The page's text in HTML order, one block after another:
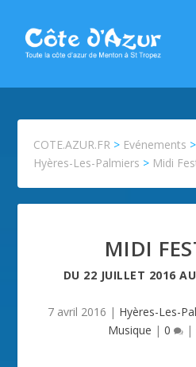
COTE.AZUR.FR > Evénements >
Hyères-Les-Palmiers > Midi
MIDI
DU 22 JUILLET 2016 AU
7 avril 2016 | Hyères-Les-
Musique | 0 |